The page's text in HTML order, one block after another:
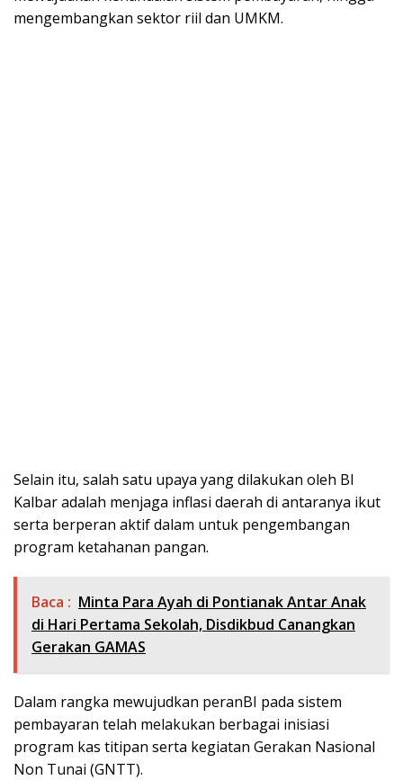
mengembangkan sektor riil dan UMKM.
Selain itu, salah satu upaya yang dilakukan oleh BI
Kalbar adalah menjaga inflasi daerah di antaranya ikut
serta berperan aktif dalam untuk pengembangan
program ketahanan pangan.
Baca : Minta Para Ayah di Pontianak Antar Anak
di Hari Pertama Sekolah, Disdikbud Canangkan
Gerakan GAMAS
Dalam rangka mewujudkan peranBI pada sistem
pembayaran telah melakukan berbagai inisiasi
program kas titipan serta kegiatan Gerakan Nasional
Non Tunai (GNTT).